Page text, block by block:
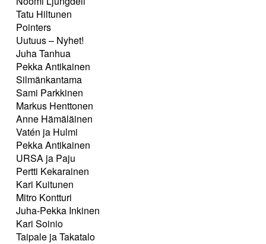
Tatu Hiltunen
Pointers
Uutuus – Nyhet!
Juha Tanhua
Pekka Antikainen
Silmänkantama
Sami Parkkinen
Markus Henttonen
Anne Hämäläinen
Vatén ja Hulmi
Pekka Antikainen
URSA ja Paju
Pertti Kekarainen
Kari Kuitunen
Mitro Kontturi
Juha-Pekka Inkinen
Kari Soinio
Taipale ja Takatalo